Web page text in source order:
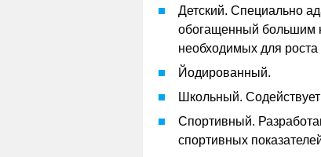
Детский. Специально
обогащенный большим
необходимых для роста
Йодированный.
Школьный.
Спортивный.
спортивных